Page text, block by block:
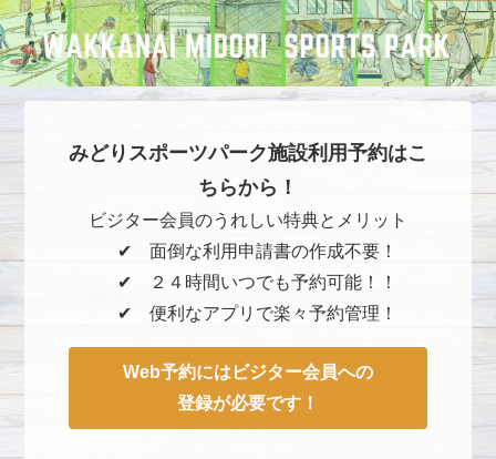
みどりスポーツパーク施設利用予約はこ
ちらから！
ビジター会員のうれしい特典とメリット
✔︎ 面倒な利用申請書の作成不要！
✔︎ ２４時間いつでも予約可能！！
✔︎ 便利なアプリで楽々予約管理！
Web予約にはビジター会員への
登録が必要です！